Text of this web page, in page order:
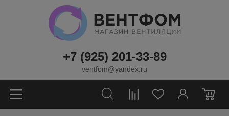
+7 (925) 201-33-89
ventfom@yandex.ru
0